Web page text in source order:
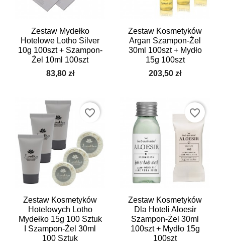
Zestaw Mydełko
Hotelowe Lotho Silver
10g 100szt + Szampon-
Żel 10ml 100szt
83,80 zł
Zestaw Kosmetyków
Argan Szampon-Żel
30ml 100szt + Mydło
15g 100szt
203,50 zł
Zestaw Kosmetyków
Hotelowych Lotho
Mydełko 15g 100 Sztuk
I Szampon-Żel 30ml
100 Sztuk
favorite_border
Zestaw Kosmetyków
Dla Hoteli Aloesir
Szampon-Żel 30ml
100szt + Mydło 15g
100szt
favorite_border